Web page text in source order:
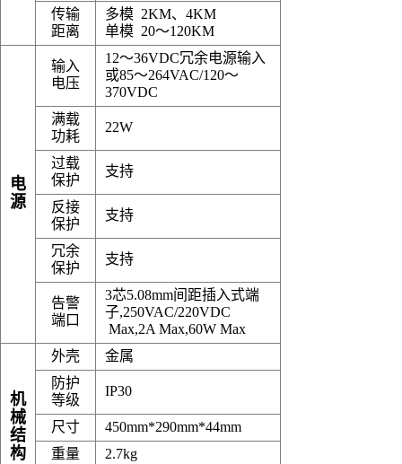
传输
距离
多模 2KM、4KM
单模 20～120KM
电
源
输入
电压
12～36VDC冗余电源输入
或85～264VAC/120～
370VDC
满载
功耗
22W
过载
保护
支持
反接
保护
支持
冗余
保护
支持
告警
端口
3芯5.08mm间距插入式端
子,250VAC/220VDC
Max,2A Max,60W Max
机
械
结
构
外壳
金属
防护
等级
IP30
尺寸
450mm*290mm*44mm
重量
2.7kg